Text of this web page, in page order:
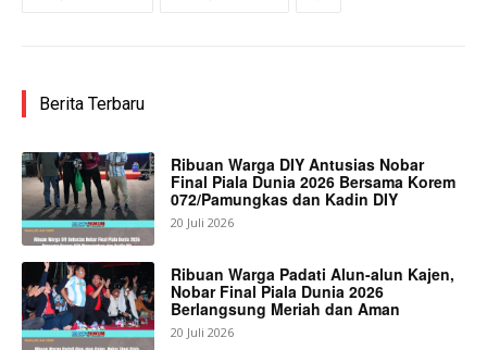
Berita Terbaru
Ribuan Warga DIY Antusias Nobar
Final Piala Dunia 2026 Bersama Korem
072/Pamungkas dan Kadin DIY
20 Juli 2026
Ribuan Warga Padati Alun-alun Kajen,
Nobar Final Piala Dunia 2026
Berlangsung Meriah dan Aman
20 Juli 2026